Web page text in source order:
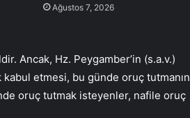
Ağustos 7, 2026
Ancak, Hz. Peygamber’in (s.a.v.)
etmesi, bu günde oruç tutmanın
oruç tutmak isteyenler, nafile oruç